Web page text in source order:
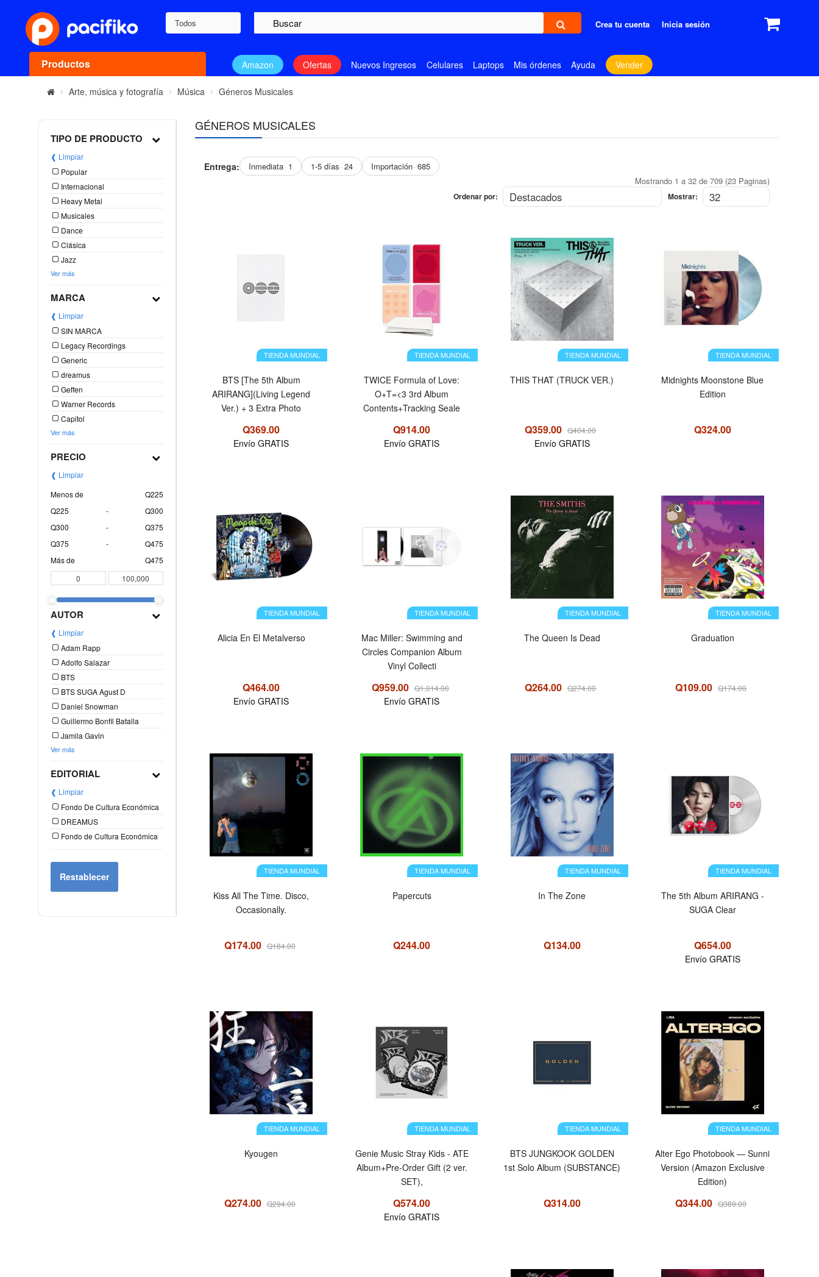
Todos Crea tu cuenta Inicia sesión
Productos Amazon Ofertas Nuevos Ingresos Celulares Laptops Mis órdenes Ayuda Vender
Arte, música y fotografía Música Géneros Musicales
TIPO DE PRODUCTO
❰ Limpiar
Popular
Internacional
Heavy Metal
Musicales
Dance
Clásica
Jazz
Ver más
MARCA
❰ Limpiar
SIN MARCA
Legacy Recordings
Generic
dreamus
Geffen
Warner Records
Capitol
Ver más
PRECIO
❰ Limpiar
Menos de
Q225
Q225
-
Q300
Q300
-
Q375
Q375
-
Q475
Más de
Q475
AUTOR
❰ Limpiar
Adam Rapp
Adolfo Salazar
BTS
BTS SUGA Agust D
Daniel Snowman
Guillermo Bonfil Batalla
Jamila Gavin
Ver más
EDITORIAL
❰ Limpiar
Fondo De Cultura Económica
DREAMUS
Fondo de Cultura Económica
Restablecer
GÉNEROS MUSICALES
Entrega: Inmediata 1 1-5 días 24 Importación 685
Mostrando 1 a 32 de 709 (23 Paginas)
Ordenar por: Mostrar:
TIENDA MUNDIAL
BTS [The 5th Album
ARIRANG](Living Legend
Ver.) + 3 Extra Photo
Q369.00
Envío GRATIS
TIENDA MUNDIAL
TWICE Formula of Love:
O+T=<3 3rd Album
Contents+Tracking Seale
Q914.00
Envío GRATIS
TIENDA MUNDIAL
THIS THAT (TRUCK VER.)
Q359.00 Q404.00
Envío GRATIS
TIENDA MUNDIAL
Midnights Moonstone Blue
Edition
Q324.00
TIENDA MUNDIAL
Alicia En El Metalverso
Q464.00
Envío GRATIS
TIENDA MUNDIAL
Mac Miller: Swimming and
Circles Companion Album
Vinyl Collecti
Q959.00 Q1,014.00
Envío GRATIS
TIENDA MUNDIAL
The Queen Is Dead
Q264.00 Q274.00
TIENDA MUNDIAL
Graduation
Q109.00 Q174.00
TIENDA MUNDIAL
Kiss All The Time. Disco,
Occasionally.
Q174.00 Q184.00
TIENDA MUNDIAL
Papercuts
Q244.00
TIENDA MUNDIAL
In The Zone
Q134.00
TIENDA MUNDIAL
The 5th Album ARIRANG -
SUGA Clear
Q654.00
Envío GRATIS
TIENDA MUNDIAL
Kyougen
Q274.00 Q294.00
TIENDA MUNDIAL
Genie Music Stray Kids - ATE
Album+Pre-Order Gift (2 ver.
SET),
Q574.00
Envío GRATIS
TIENDA MUNDIAL
BTS JUNGKOOK GOLDEN
1st Solo Album (SUBSTANCE)
Q314.00
TIENDA MUNDIAL
Alter Ego Photobook — Sunni
Version (Amazon Exclusive
Edition)
Q344.00 Q389.00